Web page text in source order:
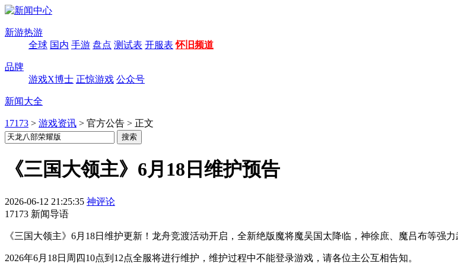
新游热游
全球 国内 手游 盘点 测试表 开服表 怀旧频道
品牌
游戏X博士 正惊游戏 公众号
新闻大全
17173 > 游戏资讯 > 官方公告 > 正文
《三国大领主》6月18日维护预告
2026-06-12 21:25:35 神评论
17173 新闻导语
《三国大领主》6月18日维护更新！龙舟竞渡活动开启，全新绝版魔将魔吴国太降临，神徐庶、魔吕布等强
2026年6月18日周四10点到12点全服将进行维护，维护过程中不能登录游戏，请各位主公互相告知。